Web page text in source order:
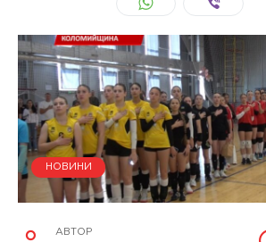
НОВИНИ
АВТОР